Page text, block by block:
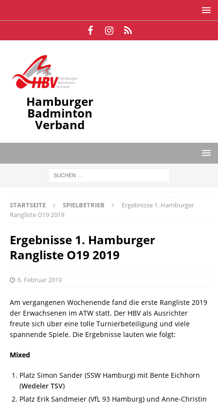
Hamburger
Badminton
Verband
STARTSEITE SPIELBETRIEB
Ergebnisse 1. Hamburger
Rangliste O19 2019
Ergebnisse 1. Hamburger
Rangliste O19 2019
6. Februar 2019
Am vergangenen Wochenende fand die erste Rangliste 2019
der Erwachsenen im ATW statt. Der HBV als Ausrichter
freute sich über eine tolle Turnierbeteiligung und viele
spannende Spiele. Die Ergebnisse lauten wie folgt:
Mixed
Platz Simon Sander (SSW Hamburg) mit Bente Eichhorn
(Wedeler TSV)
Platz Erik Sandmeier (VfL 93 Hamburg) und Anne-Christin